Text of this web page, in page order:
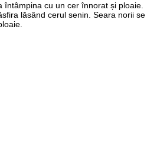
întâmpina cu un cer înnorat și ploaie.
lăsând cerul senin. Seara norii se